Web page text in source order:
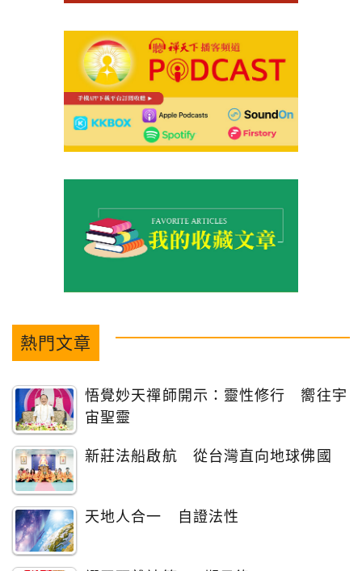
熱門文章
悟覺妙天禪師開示：靈性修行 嚮往宇
宙聖靈
新莊法船啟航 從台灣直向地球佛國
天地人合一 自證法性